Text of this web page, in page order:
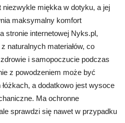
niezwykle miękka w dotyku, a jej
maksymalny komfort
stronie internetowej Nyks.pl,
naturalnych materiałów, co
i samopoczucie podczas
z powodzeniem może być
a dodatkowo jest wysoce
Ma ochronne
sprawdzi się nawet w przypadku